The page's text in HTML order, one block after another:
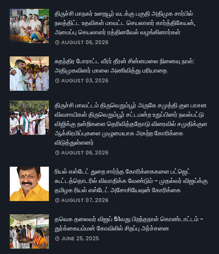
திருச்சி மாநகர் உறையூர் வடக்கு பகுதி அதிமுக சார்பில்
நலத்திட்ட உதவிகள் மாவட்ட செயலாளர் கார்த்திகேயன்,
அமைப்பு செயலாளர் ரத்தினவேல் வழங்கினார்கள்
AUGUST 06, 2026
சுதந்திர போராட்ட வீரர் தீரன் சின்னமலை நினைவு நாள்:
அதிமுகவினர் மாலை அணிவித்து மரியாதை
AUGUST 03, 2026
திருச்சி மாவட்டம் திருவெறும்பூர் அருகே சமுத்தி குள பாசன
விவசாயிகள் திருவெறும்பூர் சட்டமன்ற உறுப்பினர் நவல்பட்டு
விஜிக்கு நன்றிகளை தெரிவித்ததோடு விரைவில் சமுதிக்குள
ஆக்கிரமிப்புகளை முழுமையாக அகற்ற கோரிக்கை
விடுத்துள்ளனர்
AUGUST 06, 2026
ரியல் எஸ்டேட் துறை சார்ந்த கோரிக்கைகளை பட்ஜெட்
கூட்டத்தொடரில் விவாதிக்க வேண்டும் - முதல்வர் விஜய்க்கு
தமிழக ரியல் எஸ்டேட் அசோசியேஷன் கோரிக்கை
AUGUST 07, 2026
தவெக தலைவர் விஜய் 51வது பிறந்தநாள் கொண்டாட்டம் -
துர்க்கையம்மன் கோவிலில் சிறப்பு அர்ச்சனை
JUNE 25, 2025